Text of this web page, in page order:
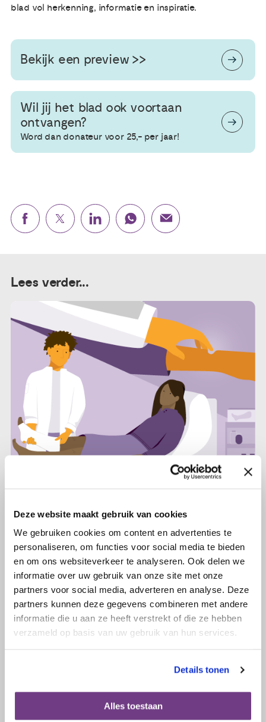
Deze website maakt gebruik van cookies
We gebruiken cookies om content en advertenties te
personaliseren, om functies voor social media te bieden
en om ons websiteverkeer te analyseren. Ook delen we
informatie over uw gebruik van onze site met onze
partners voor social media, adverteren en analyse. Deze
partners kunnen deze gegevens combineren met andere
informatie die u aan ze heeft verstrekt of die ze hebben
verzameld op basis van uw gebruik van hun services.
Details tonen
Alles toestaan
blad vol herkenning, informatie en inspiratie.
Bekijk een preview >>
Wil jij het blad ook voortaan
ontvangen?
Word dan donateur voor 25,- per jaar!
Lees verder...
Lymfoedeem na kanker, wat is jouw
ervaring?
Lees verder